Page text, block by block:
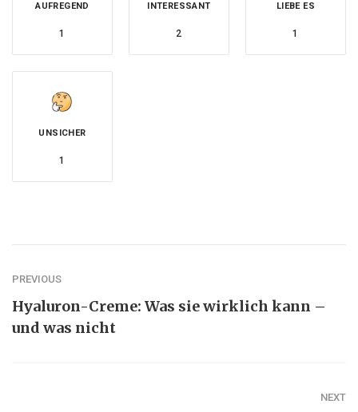
AUFREGEND
1
INTERESSANT
2
LIEBE ES
1
UNSICHER
1
PREVIOUS
Hyaluron-Creme: Was sie wirklich kann –
und was nicht
NEXT